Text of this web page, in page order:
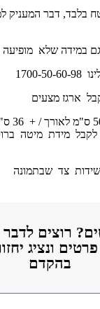
בלבד, דבר המעניק
במידה שלא מופיעה
98
ארגז מצעים
3012
צד שבתמונה
רוצים לדבר
ונציג
בהקדם